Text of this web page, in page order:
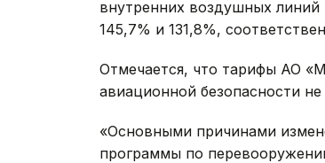
внутренних воздушных линий
145,7% и 131,8%,
Отмечается, что тарифы АО
авиационной безопасности
«Основными причинами
программы по